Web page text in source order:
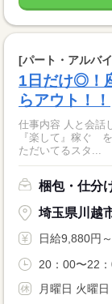
[パート・アルバ
1日だけ◎！
らアウト！！
仕事内容 人と会話したくないな..... 疲れるのは嫌だな。。。 など
『楽して』稼ぐ を叶えます。 人気のお
ただいてるスタ...
梱包・仕分
埼玉県川越
日給9,880円
20：00〜22
月曜日 火曜